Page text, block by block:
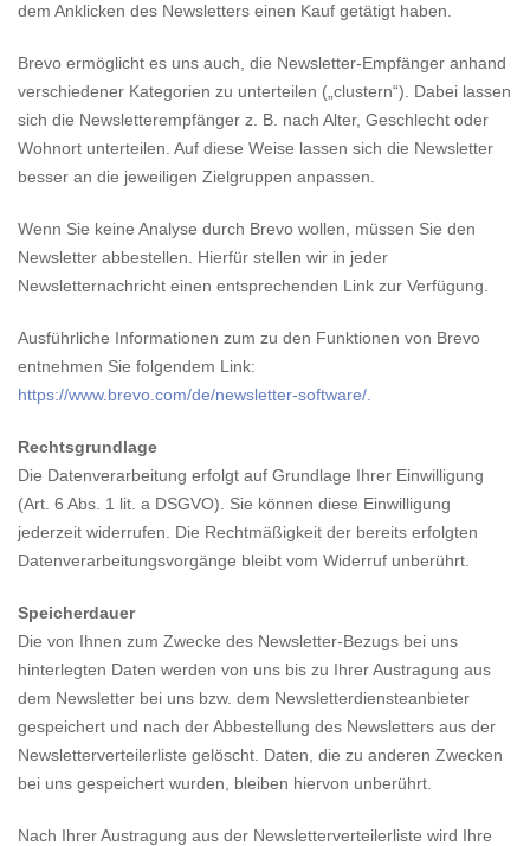
dem Anklicken des Newsletters einen Kauf getätigt haben.
Brevo ermöglicht es uns auch, die Newsletter-Empfänger anhand
verschiedener Kategorien zu unterteilen („clustern“). Dabei lassen
sich die Newsletterempfänger z. B. nach Alter, Geschlecht oder
Wohnort unterteilen. Auf diese Weise lassen sich die Newsletter
besser an die jeweiligen Zielgruppen anpassen.
Wenn Sie keine Analyse durch Brevo wollen, müssen Sie den
Newsletter abbestellen. Hierfür stellen wir in jeder
Newsletternachricht einen entsprechenden Link zur Verfügung.
Ausführliche Informationen zum zu den Funktionen von Brevo
entnehmen Sie folgendem Link:
https://www.brevo.com/de/newsletter-software/.
Rechtsgrundlage
Die Datenverarbeitung erfolgt auf Grundlage Ihrer Einwilligung
(Art. 6 Abs. 1 lit. a DSGVO). Sie können diese Einwilligung
jederzeit widerrufen. Die Rechtmäßigkeit der bereits erfolgten
Datenverarbeitungsvorgänge bleibt vom Widerruf unberührt.
Speicherdauer
Die von Ihnen zum Zwecke des Newsletter-Bezugs bei uns
hinterlegten Daten werden von uns bis zu Ihrer Austragung aus
dem Newsletter bei uns bzw. dem Newsletterdiensteanbieter
gespeichert und nach der Abbestellung des Newsletters aus der
Newsletterverteilerliste gelöscht. Daten, die zu anderen Zwecken
bei uns gespeichert wurden, bleiben hiervon unberührt.
Nach Ihrer Austragung aus der Newsletterverteilerliste wird Ihre